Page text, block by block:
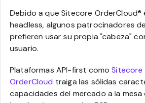
Debido a que Sitecore
headless, algunos patrocinadores
prefieren usar su propia "cabeza"
usuario.
Plataformas API-first comoSitecore
OrderCloud traiga las sólidas
capacidades del mercado a la mesa